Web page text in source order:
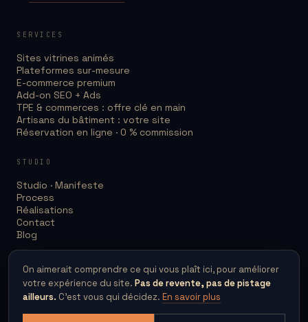
SERVICES
Sites vitrines animés
Plateformes sur-mesure
E-commerce premium
Add-on SEO + Ads
TPE & commerces : offre clé en main
Artisans du bâtiment : votre site
Réservation en ligne · 0 % commission
STUDIO
Studio · Manifeste
Process
Réalisations
Contact
Blog
ZONES DESSERVIES
Agence web Rennes
Agence web Saint-Malo
Site internet Fougères
On aimerait comprendre ce qui vous plaît ici, pour améliorer
votre expérience du site. Pas de revente, pas de pistage
ailleurs. C'est vous qui décidez. En savoir plus